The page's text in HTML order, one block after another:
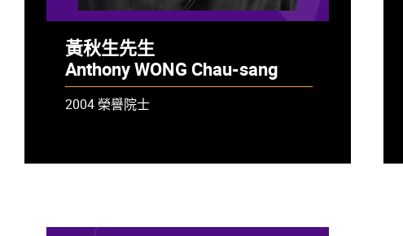
黃秋生先生
Anthony WONG Chau-sang
2004 榮譽院士